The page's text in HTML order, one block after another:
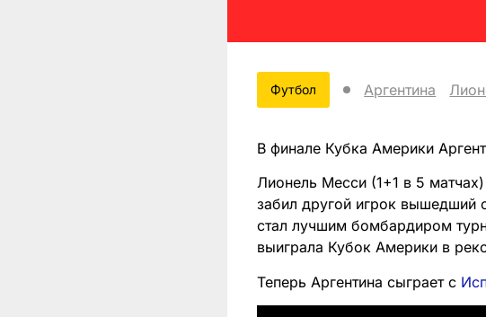
Футбол Аргентина
В финале Кубка Америки
Лионель Месси (1+1 в 5
забил другой игрок вышедший
стал лучшим бомбардиром
выиграла Кубок Америки в
Теперь Аргентина сыграет с